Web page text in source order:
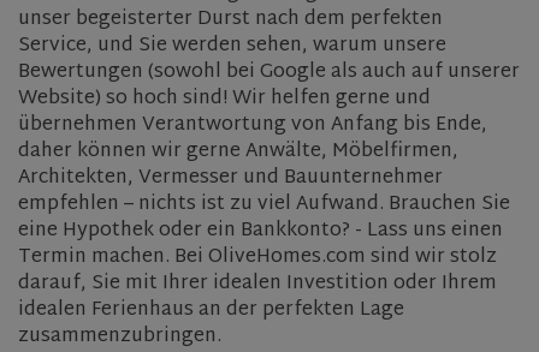
unser begeisterter Durst nach dem perfekten
Service, und Sie werden sehen, warum unsere
Bewertungen (sowohl bei Google als auch auf unserer
Website) so hoch sind! Wir helfen gerne und
übernehmen Verantwortung von Anfang bis Ende,
daher können wir gerne Anwälte, Möbelfirmen,
Architekten, Vermesser und Bauunternehmer
empfehlen – nichts ist zu viel Aufwand. Brauchen Sie
eine Hypothek oder ein Bankkonto? - Lass uns einen
Termin machen. Bei OliveHomes.com sind wir stolz
darauf, Sie mit Ihrer idealen Investition oder Ihrem
idealen Ferienhaus an der perfekten Lage
zusammenzubringen.
.youtube.com